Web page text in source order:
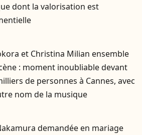
dont la valorisation est
et Christina Milian ensemble
: moment inoubliable devant
de personnes à Cannes, avec
nom de la musique
demandée en mariage